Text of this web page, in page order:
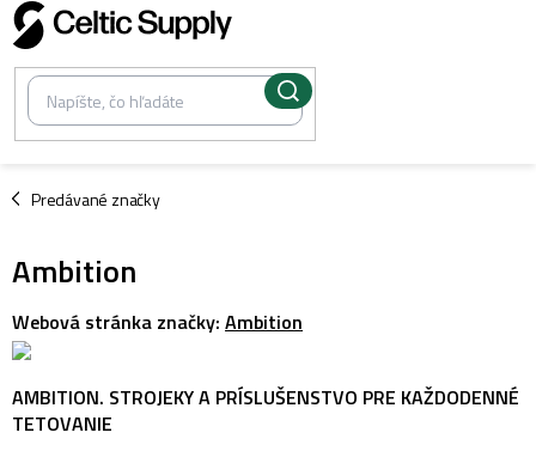
Prejsť
na
obsah
Predávané značky
/
Ambition
Webová stránka značky: Ambition
AMBITION. STROJEKY A PRÍSLUŠENSTVO PRE KAŽDODENNÉ
TETOVANIE